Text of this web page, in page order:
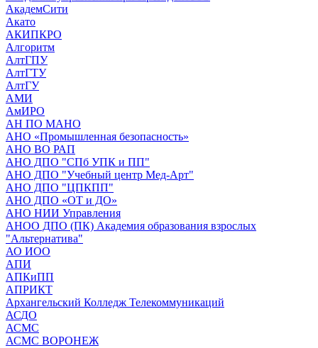
АкадемСити
Акато
АКИПКРО
Алгоритм
АлтГПУ
АлтГТУ
АлтГУ
АМИ
АмИРО
АН ПО МАНО
АНО «Промышленная безопасность»
АНО ВО РАП
АНО ДПО "СПб УПК и ПП"
АНО ДПО "Учебный центр Мед-Арт"
АНО ДПО "ЦПКПП"
АНО ДПО «ОТ и ДО»
АНО НИИ Управления
АНОО ДПО (ПК) Академия образования взрослых
"Альтернатива"
АО ИОО
АПИ
АПКиПП
АПРИКТ
Архангельский Колледж Телекоммуникаций
АСДО
АСМС
АСМС ВОРОНЕЖ